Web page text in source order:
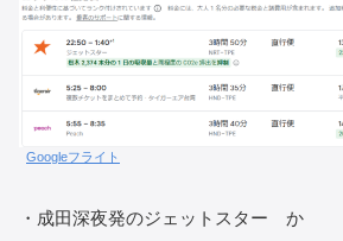
Googleフライト
・成田深夜発のジェットスター か